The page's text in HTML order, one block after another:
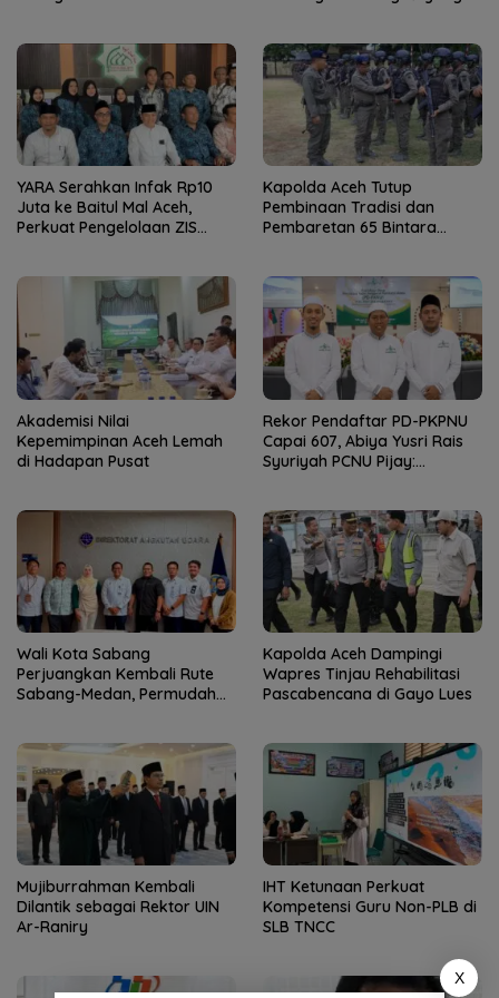
YARA Serahkan Infak Rp10
Juta ke Baitul Mal Aceh,
Perkuat Pengelolaan ZIS
Kapolda Aceh Tutup
Pembinaan Tradisi dan
Pembaretan 65 Bintara
Akademisi Nilai
Kepemimpinan Aceh Lemah
di Hadapan Pusat
Rekor Pendaftar PD-PKPNU
Capai 607, Abiya Yusri Rais
Syuriyah PCNU Pijay:
Wali Kota Sabang
Perjuangkan Kembali Rute
Sabang-Medan, Permudah
Kapolda Aceh Dampingi
Wapres Tinjau Rehabilitasi
Pascabencana di Gayo Lues
Mujiburrahman Kembali
Dilantik sebagai Rektor UIN
Ar-Raniry
IHT Ketunaan Perkuat
Kompetensi Guru Non-PLB di
SLB TNCC
X